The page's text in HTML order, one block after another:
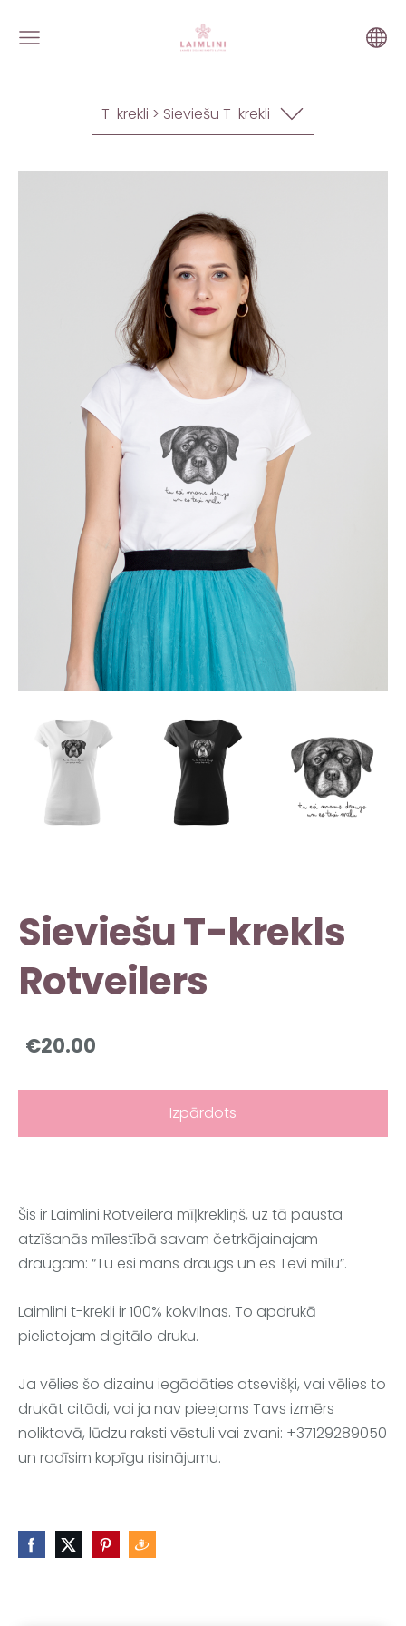
T-krekli > Sieviešu T-krekli
Sieviešu T-krekls
Rotveilers
€20.00
Izpārdots
Šis ir Laimlini Rotveilera mīļkrekliņš, uz tā pausta
atzīšanās mīlestībā savam četrkājainajam
draugam: “Tu esi mans draugs un es Tevi mīlu”.
Laimlini t-krekli ir 100% kokvilnas. To apdrukā
pielietojam digitālo druku.
Ja vēlies šo dizainu iegādāties atsevišķi, vai vēlies to
drukāt citādi, vai ja nav pieejams Tavs izmērs
noliktavā, lūdzu raksti vēstuli vai zvani: +37129289050
un radīsim kopīgu risinājumu.